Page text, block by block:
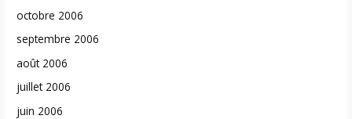
octobre 2006
septembre 2006
août 2006
juillet 2006
juin 2006